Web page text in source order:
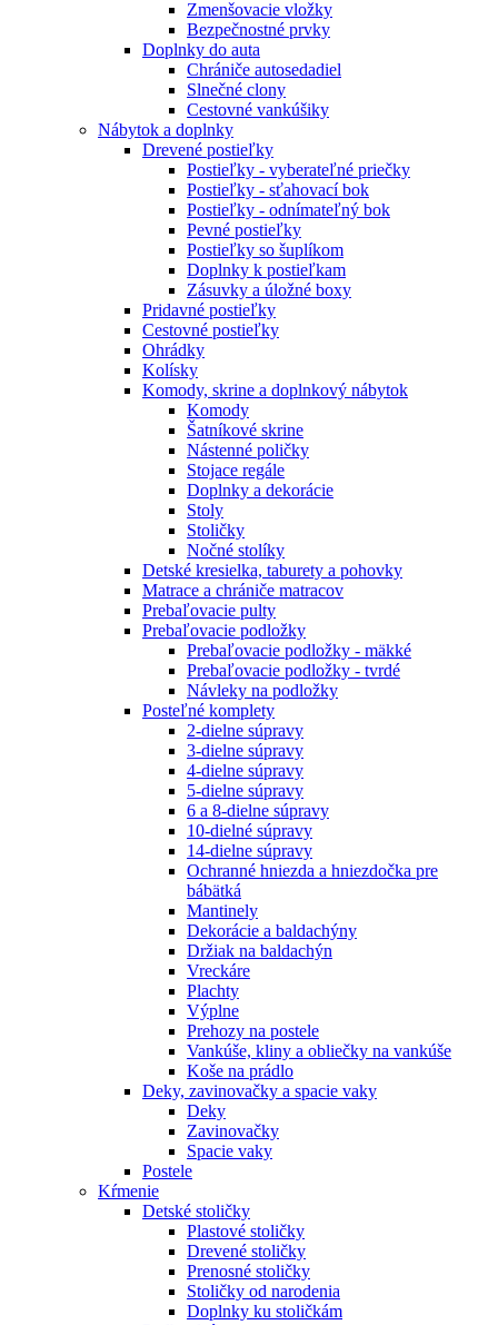
Zmenšovacie vložky
Bezpečnostné prvky
Doplnky do auta
Chrániče autosedadiel
Slnečné clony
Cestovné vankúšiky
Nábytok a doplnky
Drevené postieľky
Postieľky - vyberateľné priečky
Postieľky - sťahovací bok
Postieľky - odnímateľný bok
Pevné postieľky
Postieľky so šuplíkom
Doplnky k postieľkam
Zásuvky a úložné boxy
Pridavné postieľky
Cestovné postieľky
Ohrádky
Kolísky
Komody, skrine a doplnkový nábytok
Komody
Šatníkové skrine
Nástenné poličky
Stojace regále
Doplnky a dekorácie
Stoly
Stoličky
Nočné stolíky
Detské kresielka, taburety a pohovky
Matrace a chrániče matracov
Prebaľovacie pulty
Prebaľovacie podložky
Prebaľovacie podložky - mäkké
Prebaľovacie podložky - tvrdé
Návleky na podložky
Posteľné komplety
2-dielne súpravy
3-dielne súpravy
4-dielne súpravy
5-dielne súpravy
6 a 8-dielne súpravy
10-dielné súpravy
14-dielne súpravy
Ochranné hniezda a hniezdočka pre
bábätká
Mantinely
Dekorácie a baldachýny
Držiak na baldachýn
Vreckáre
Plachty
Výplne
Prehozy na postele
Vankúše, kliny a obliečky na vankúše
Koše na prádlo
Deky, zavinovačky a spacie vaky
Deky
Zavinovačky
Spacie vaky
Postele
Kŕmenie
Detské stoličky
Plastové stoličky
Drevené stoličky
Prenosné stoličky
Stoličky od narodenia
Doplnky ku stoličkám